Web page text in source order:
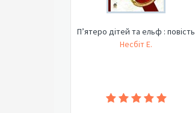
П’ятеро дітей та ельф : повість
Несбіт Е.